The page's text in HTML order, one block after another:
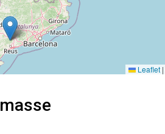
Leaflet |